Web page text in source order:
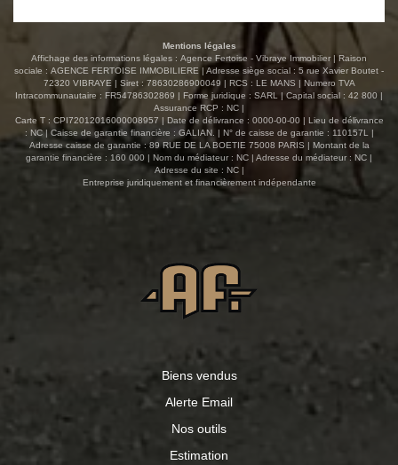
Mentions légales
Affichage des informations légales : Agence Fertoise - Vibraye Immobilier | Raison
sociale : AGENCE FERTOISE IMMOBILIERE | Adresse siège social : 5 rue Xavier Boutet -
72320 VIBRAYE | Siret : 78630286900049 | RCS : LE MANS | Numero TVA
Intracommunautaire : FR54786302869 | Forme juridique : SARL | Capital social : 42 800 |
Assurance RCP : NC |
Carte T : CPI72012016000008957 | Date de délivrance : 0000-00-00 | Lieu de délivrance
: NC | Caisse de garantie financière : GALIAN. | N° de caisse de garantie : 110157L |
Adresse caisse de garantie : 89 RUE DE LA BOETIE 75008 PARIS | Montant de la
garantie financière : 160 000 | Nom du médiateur : NC | Adresse du médiateur : NC |
Adresse du site : NC |
Entreprise juridiquement et financièrement indépendante
Biens vendus
Alerte Email
Nos outils
Estimation